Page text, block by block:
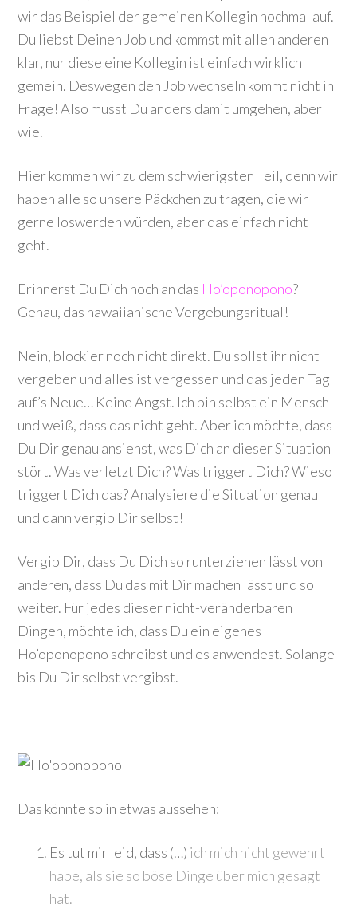
wir das Beispiel der gemeinen Kollegin nochmal auf.
Du liebst Deinen Job und kommst mit allen anderen
klar, nur diese eine Kollegin ist einfach wirklich
gemein. Deswegen den Job wechseln kommt nicht in
Frage! Also musst Du anders damit umgehen, aber
wie.
Hier kommen wir zu dem schwierigsten Teil, denn wir
haben alle so unsere Päckchen zu tragen, die wir
gerne loswerden würden, aber das einfach nicht
geht.
Erinnerst Du Dich noch an das Ho’oponopono?
Genau, das hawaiianische Vergebungsritual!
Nein, blockier noch nicht direkt. Du sollst ihr nicht
vergeben und alles ist vergessen und das jeden Tag
auf’s Neue… Keine Angst. Ich bin selbst ein Mensch
und weiß, dass das nicht geht. Aber ich möchte, dass
Du Dir genau ansiehst, was Dich an dieser Situation
stört. Was verletzt Dich? Was triggert Dich? Wieso
triggert Dich das? Analysiere die Situation genau
und dann vergib Dir selbst!
Vergib Dir, dass Du Dich so runterziehen lässt von
anderen, dass Du das mit Dir machen lässt und so
weiter. Für jedes dieser nicht-veränderbaren
Dingen, möchte ich, dass Du ein eigenes
Ho’oponopono schreibst und es anwendest. Solange
bis Du Dir selbst vergibst.
Das könnte so in etwas aussehen:
Es tut mir leid, dass (…) ich mich nicht gewehrt
habe, als sie so böse Dinge über mich gesagt
hat.